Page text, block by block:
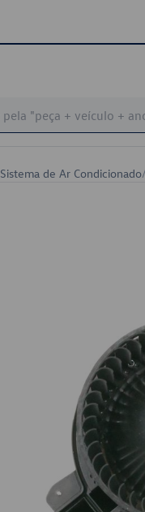
Sistema de Ar Condicionado/